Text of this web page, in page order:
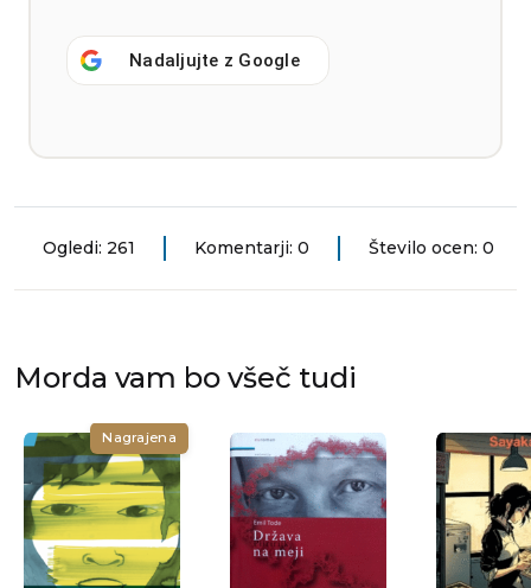
Nadaljujte z Google
Ogledi: 261 Komentarji: 0 Število ocen: 0
Morda vam bo všeč tudi
Nagrajena